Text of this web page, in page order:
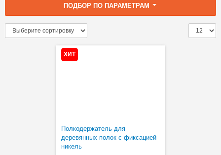
ПОДБОР ПО ПАРАМЕТРАМ
ХИТ
Полкодержатель для
деревянных полок с фиксацией
никель